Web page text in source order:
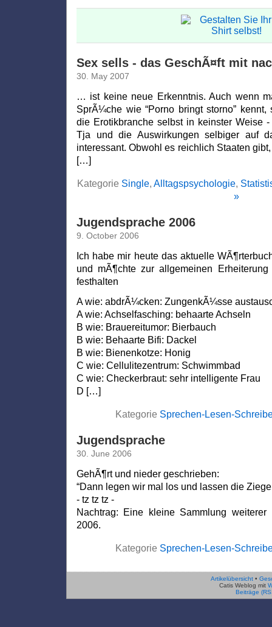
Sex sells - das GeschÃ¤ft mit
30. May 2007
… ist keine neue Erkenntnis. Auch wenn
SprÃ¼che wie “Porno bringt storno”
die Erotikbranche selbst in keinster Weise
Tja und die Auswirkungen selbiger auf
interessant. Obwohl es reichlich Staaten
[…]
Kategorie Single, Alltagspsychologie,
»
Jugendsprache 2006
9. October 2006
Ich habe mir heute das aktuelle
und mÃ¶chte zur allgemeinen
festhalten
A wie: abdrÃ¼cken: ZungenkÃ¼sse
A wie: Achselfasching: behaarte Achseln
B wie: Brauereitumor: Bierbauch
B wie: Behaarte Bifi: Dackel
B wie: Bienenkotze: Honig
C wie: Cellulitezentrum: Schwimmbad
C wie: Checkerbraut: sehr intelligente Frau
D […]
Kategorie Sprechen-Lesen-
Jugendsprache
30. June 2006
GehÃ¶rt und nieder geschrieben:
“Dann legen wir mal los und lassen die
- tz tz tz -
Nachtrag: Eine kleine Sammlung weiterer
2006.
Kategorie Sprechen-Lesen-
Artikelübersicht •
Catis Weblog mit
Beiträge